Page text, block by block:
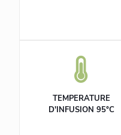
TEMPERATURE
D'INFUSION 95°C